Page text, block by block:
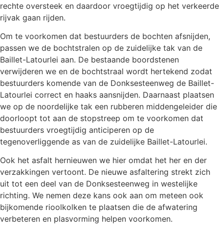
rechte oversteek en daardoor vroegtijdig op het verkeerde
rijvak gaan rijden.
Om te voorkomen dat bestuurders de bochten afsnijden,
passen we de bochtstralen op de zuidelijke tak van de
Baillet-Latourlei aan. De bestaande boordstenen
verwijderen we en de bochtstraal wordt hertekend zodat
bestuurders komende van de Donksesteenweg de Baillet-
Latourlei correct en haaks aansnijden. Daarnaast plaatsen
we op de noordelijke tak een rubberen middengeleider die
doorloopt tot aan de stopstreep om te voorkomen dat
bestuurders vroegtijdig anticiperen op de
tegenoverliggende as van de zuidelijke Baillet-Latourlei.
Ook het asfalt hernieuwen we hier omdat het her en der
verzakkingen vertoont. De nieuwe asfaltering strekt zich
uit tot een deel van de Donksesteenweg in westelijke
richting. We nemen deze kans ook aan om meteen ook
bijkomende rioolkolken te plaatsen die de afwatering
verbeteren en plasvorming helpen voorkomen.